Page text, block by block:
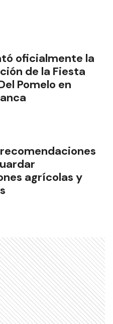
oficialmente la
de la Fiesta
Pomelo en
recomendaciones
agrícolas y